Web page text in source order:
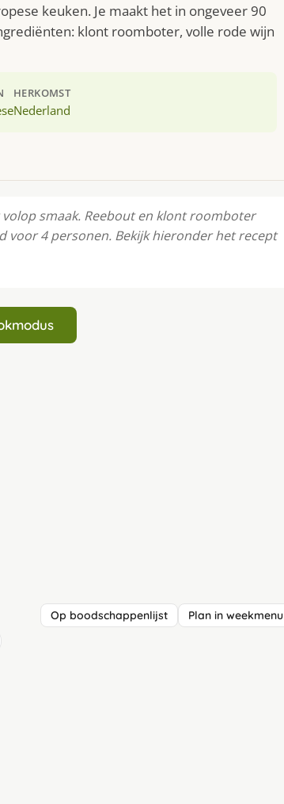
keuken. Je maakt het in ongeveer 90
klont roomboter, volle rode wijn
HERKOMST
Nederland
smaak. Reebout en klont roomboter
voor 4 personen. Bekijk hieronder het recept
Op boodschappenlijst Plan in weekmenu